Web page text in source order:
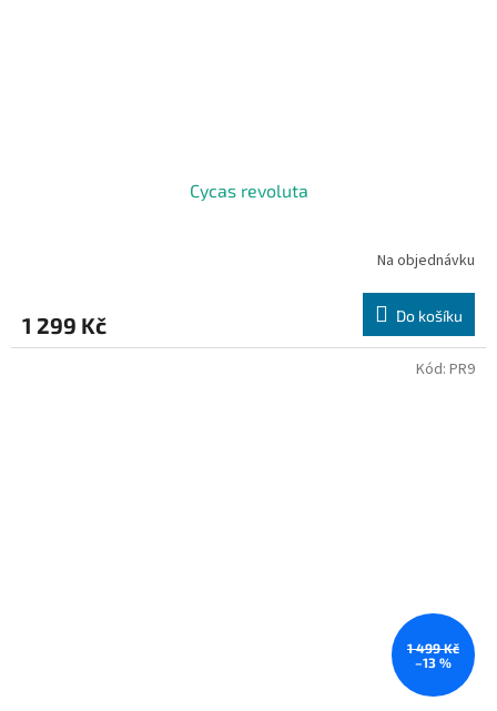
Cycas revoluta
Na objednávku
1 299 Kč Do košíku
1 499 Kč
–13 %
Kód: PR9